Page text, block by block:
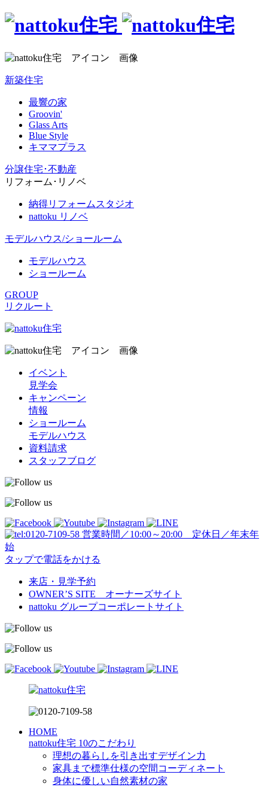
新築住宅
最響の家
Groovin'
Glass Arts
Blue Style
キママプラス
分譲住宅･不動産
リフォーム･リノベ
納得リフォームスタジオ
nattoku リノベ
モデルハウス/ショールーム
モデルハウス
ショールーム
GROUP
リクルート
イベント
見学会
キャンペーン
情報
ショールーム
モデルハウス
資料請求
スタッフブログ
営業時間／10:00～20:00 定休日／年末年
始
タップで電話をかける
来店・見学予約
OWNER’S SITE オーナーズサイト
nattoku グループコーポレートサイト
HOME
nattoku住宅 10のこだわり
理想の暮らしを引き出すデザイン力
家具まで標準仕様の空間コーディネート
身体に優しい自然素材の家